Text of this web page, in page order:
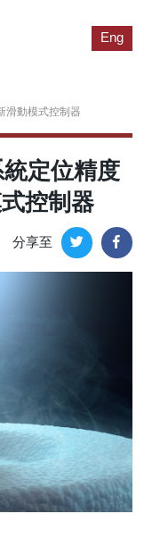
Eng
滑動模式控制器
定位精度
控制器
分享至